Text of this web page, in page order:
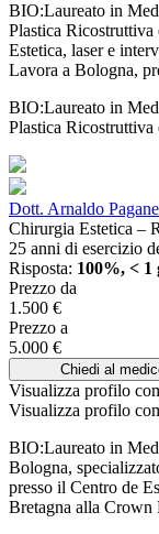
BIO:Laureato in
Plastica Ricostruttiva
Estetica, laser e
Lavora a Bologna,
BIO:Laureato in
Plastica Ricostruttiva
Dott. Arnaldo
Chirurgia Estetica –
25 anni di esercizio
Risposta: 100%, < 1
Prezzo da
1.500 €
Prezzo a
5.000 €
Chiedi al
Visualizza profilo
Visualizza profilo
BIO:Laureato in
Bologna,
presso il Centro de
Bretagna alla Crown